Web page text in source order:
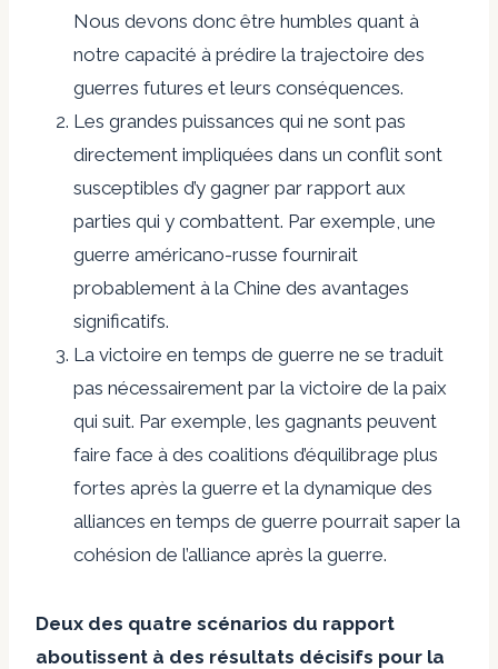
Nous devons donc être humbles quant à
notre capacité à prédire la trajectoire des
guerres futures et leurs conséquences.
Les grandes puissances qui ne sont pas
directement impliquées dans un conflit sont
susceptibles d’y gagner par rapport aux
parties qui y combattent. Par exemple, une
guerre américano-russe fournirait
probablement à la Chine des avantages
significatifs.
La victoire en temps de guerre ne se traduit
pas nécessairement par la victoire de la paix
qui suit. Par exemple, les gagnants peuvent
faire face à des coalitions d’équilibrage plus
fortes après la guerre et la dynamique des
alliances en temps de guerre pourrait saper la
cohésion de l’alliance après la guerre.
Deux des quatre scénarios du rapport
aboutissent à des résultats décisifs pour la